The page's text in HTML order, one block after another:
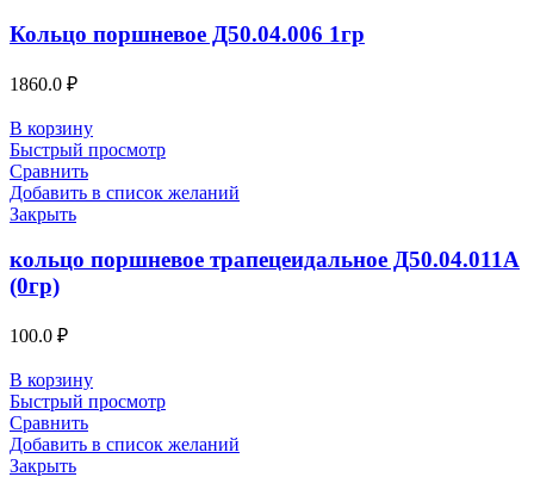
Кольцо поршневое Д50.04.006 1гр
1860.0 ₽
В корзину
Быстрый просмотр
Сравнить
Добавить в список желаний
Закрыть
кольцо поршневое трапецеидальное Д50.04.011А
(0гр)
100.0 ₽
В корзину
Быстрый просмотр
Сравнить
Добавить в список желаний
Закрыть